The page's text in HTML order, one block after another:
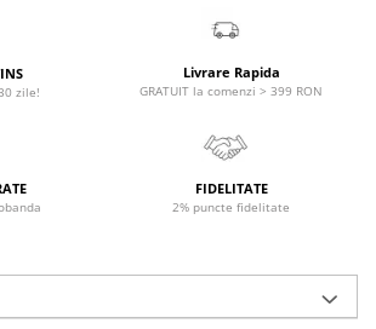
DAW
de studio
Midi-USB
zile!
Livrare Rapida
GRATUIT la comenzi > 399 RON
FIDELITATE
2% puncte fidelitate